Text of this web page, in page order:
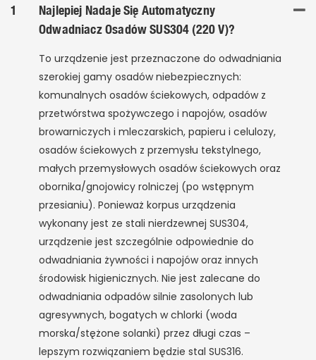
1
Najlepiej Nadaje Się Automatyczny
Odwadniacz Osadów SUS304 (220 V)?
To urządzenie jest przeznaczone do odwadniania
szerokiej gamy osadów niebezpiecznych:
komunalnych osadów ściekowych, odpadów z
przetwórstwa spożywczego i napojów, osadów
browarniczych i mleczarskich, papieru i celulozy,
osadów ściekowych z przemysłu tekstylnego,
małych przemysłowych osadów ściekowych oraz
obornika/gnojowicy rolniczej (po wstępnym
przesianiu). Ponieważ korpus urządzenia
wykonany jest ze stali nierdzewnej SUS304,
urządzenie jest szczególnie odpowiednie do
odwadniania żywności i napojów oraz innych
środowisk higienicznych. Nie jest zalecane do
odwadniania odpadów silnie zasolonych lub
agresywnych, bogatych w chlorki (woda
morska/stężone solanki) przez długi czas –
lepszym rozwiązaniem będzie stal SUS316.